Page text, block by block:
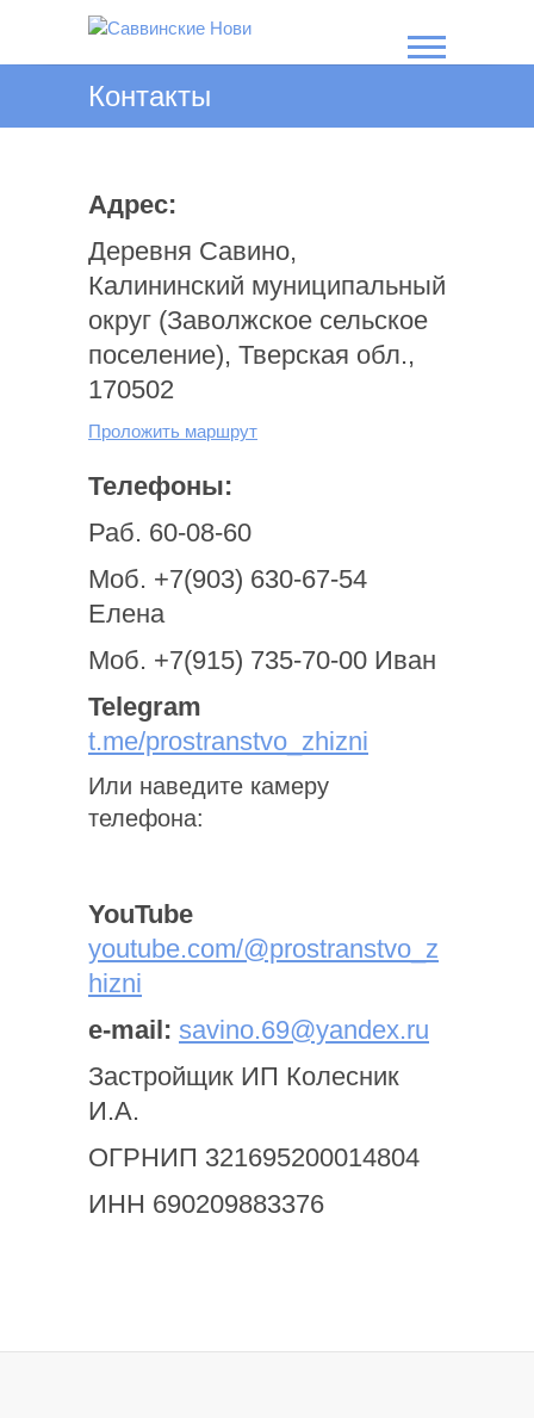
содержимому
Саввинские
Контакты
Адрес:
Деревня Савино,
Калининский муниципальный
округ (Заволжское сельское
поселение), Тверская обл.,
170502
Проложить маршрут
Телефоны:
Раб. 60-08-60
Моб. +7(903) 630-67-54
Елена
Моб. +7(915) 735-70-00 Иван
Telegram
t.me/prostranstvo_zhizni
Или наведите камеру
телефона:
YouTube
youtube.com/@prostranstvo_z
hizni
e-mail: savino.69@yandex.ru
Застройщик ИП Колесник
И.А.
ОГРНИП 321695200014804
ИНН 690209883376